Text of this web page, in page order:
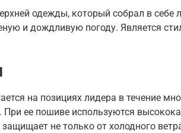
одежды, который собрал в себе
и дождливую погоду. Является
на позициях лидера в течение
ее пошиве используются
не только от холодного